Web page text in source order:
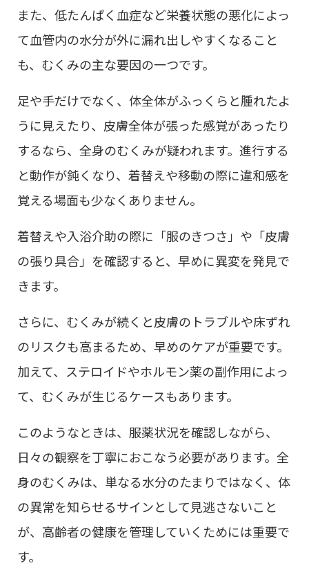
また、低たんぱく血症など栄養状態の悪化によっ
て血管内の水分が外に漏れ出しやすくなること
も、むくみの主な要因の一つです。
足や手だけでなく、体全体がふっくらと腫れたよ
うに見えたり、皮膚全体が張った感覚があったり
するなら、全身のむくみが疑われます。進行する
と動作が鈍くなり、着替えや移動の際に違和感を
覚える場面も少なくありません。
着替えや入浴介助の際に「服のきつさ」や「皮膚
の張り具合」を確認すると、早めに異変を発見で
きます。
さらに、むくみが続くと皮膚のトラブルや床ずれ
のリスクも高まるため、早めのケアが重要です。
加えて、ステロイドやホルモン薬の副作用によっ
て、むくみが生じるケースもあります。
このようなときは、服薬状況を確認しながら、
日々の観察を丁寧におこなう必要があります。全
身のむくみは、単なる水分のたまりではなく、体
の異常を知らせるサインとして見逃さないこと
が、高齢者の健康を管理していくためには重要で
す。